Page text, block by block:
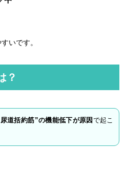
いです。
？
道括約筋”の機能低下が原因 で起こ